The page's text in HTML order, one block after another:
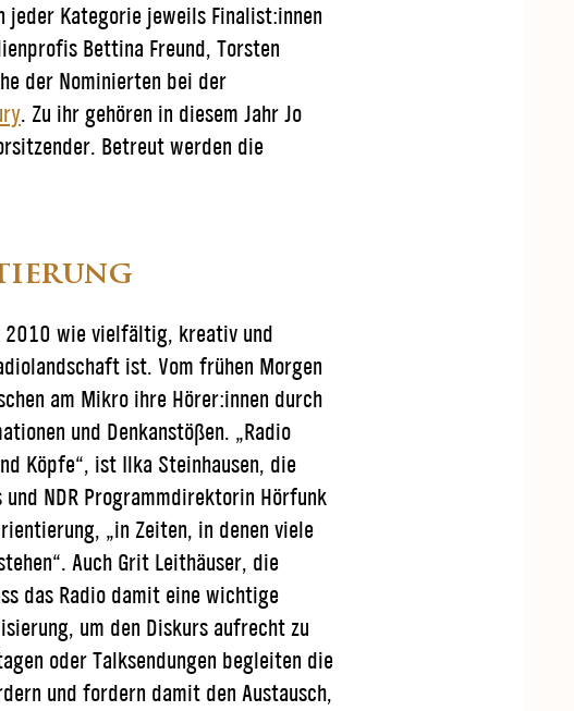
jeder Kategorie jeweils Finalist:innen
Bettina Freund, Torsten
der Nominierten bei der
. Zu ihr gehören in diesem Jahr Jo
Betreut werden die
2010 wie vielfältig, kreativ und
ist. Vom frühen Morgen
am Mikro ihre Hörer:innen durch
und Denkanstößen. „Radio
Köpfe“, ist Ilka Steinhausen, die
NDR Programmdirektorin Hörfunk
„in Zeiten, in denen viele
Auch Grit Leithäuser, die
das Radio damit eine wichtige
um den Diskurs aufrecht zu
oder Talksendungen begleiten die
und fordern damit den Austausch,